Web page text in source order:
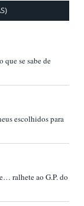
que se sabe de
escolhidos para
ralhete ao G.P. do